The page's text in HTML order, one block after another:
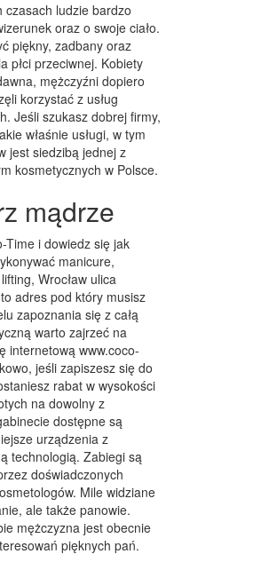
INTERNTOWA
BIŻUTERIA
DLA DZIECI
MEBLE
WNĘTRZ
ODZIEŻ
SPORT
RTV, AGD
DLA ZWIERZĄT
ROŚLINY
CHEMIA
SPOŻYWCZE
EKSPLOATACYJNE
INNE SKLEPY
SPRZĘT
MASZYNY
czasach ludzie bardzo
oraz o swoje ciało.
piękny, zadbany oraz
płci przeciwnej. Kobiety
mężczyźni dopiero
korzystać z usług
Jeśli szukasz dobrej firmy,
właśnie usługi, w tym
jest siedzibą jednej z
kosmetycznych w Polsce.
mądrze
Time i dowiedz się jak
manicure,
Wrocław ulica
adres pod który musisz
zapoznania się z całą
warto zajrzeć na
internetową www.coco-
jeśli zapiszesz się do
rabat w wysokości
na dowolny z
dostępne są
urządzenia z
technologią. Zabiegi są
doświadczonych
Mile widziane
ale także panowie.
mężczyzna jest obecnie
pięknych pań.